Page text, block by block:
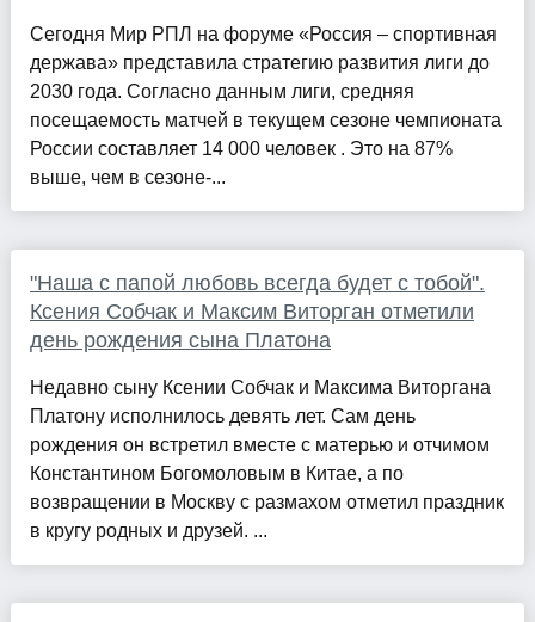
Сегодня Мир РПЛ на форуме «Россия – спортивная
держава» представила стратегию развития лиги до
2030 года. Согласно данным лиги, средняя
посещаемость матчей в текущем сезоне чемпионата
России составляет 14 000 человек . Это на 87%
выше, чем в сезоне-...
"Наша с папой любовь всегда будет с тобой".
Ксения Собчак и Максим Виторган отметили
день рождения сына Платона
Недавно сыну Ксении Собчак и Максима Виторгана
Платону исполнилось девять лет. Сам день
рождения он встретил вместе с матерью и отчимом
Константином Богомоловым в Китае, а по
возвращении в Москву с размахом отметил праздник
в кругу родных и друзей. ...